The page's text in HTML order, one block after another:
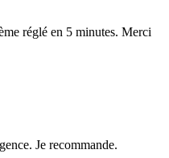
réglé en 5 minutes. Merci
Je recommande.